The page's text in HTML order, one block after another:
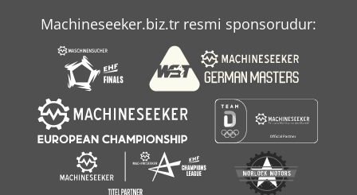
Machineseeker.biz.tr resmi sponsorudur: